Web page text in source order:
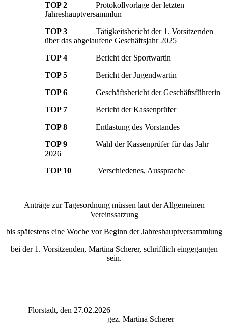
TOP 2 Protokollvorlage der letzten
Jahreshauptversammlun
TOP 3 Tätigkeitsbericht der 1. Vorsitzenden
über das abgelaufene Geschäftsjahr 2025
TOP 4 Bericht der Sportwartin
TOP 5
Bericht der Jugendwartin
TOP 6
Geschäftsbericht der Geschäftsführerin
TOP 7 Bericht der Kassenprüfer
TOP 8 Entlastung des Vorstandes
TOP 9
Wahl der Kassenprüfer für das Jahr
2026
TOP 10 Verschiedenes, Aussprache
Anträge zur Tagesordnung müssen laut der Allgemeinen
Vereinssatzung
bis spätestens eine Woche vor Beginn der Jahreshauptversammlung
bei der 1. Vorsitzenden, Martina Scherer, schriftlich eingegangen
sein.
Florstadt, den 27.02.2026
gez. Martina Scherer